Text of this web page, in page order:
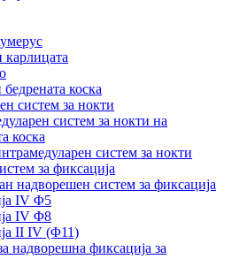
карлицата
коска
систем за нокти
систем за нокти на
коска
систем за нокти
за фиксација
надворешен систем за фиксација
IV Φ5
IV Φ8
II IV (Φ11)
надворешна фиксација за